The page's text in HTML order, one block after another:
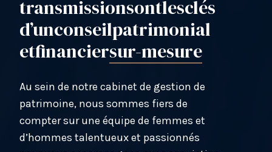
transmissionsontlesclés
d’unconseilpatrimonial
etfinanciersur-mesure
Au sein de notre cabinet de gestion de
patrimoine, nous sommes fiers de
compter sur une équipe de femmes et
d’hommes talentueux et passionnés